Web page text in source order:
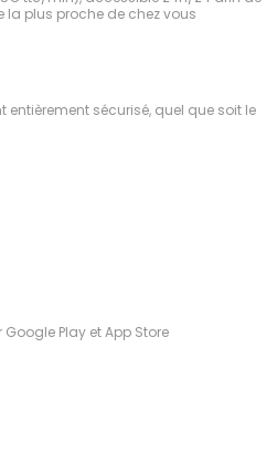
plus proche de chez vous
sécurisé, quel que soit le
Play et App Store